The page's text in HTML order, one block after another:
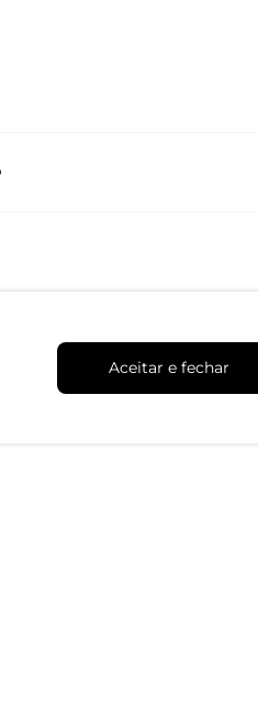
Aceitar e fechar